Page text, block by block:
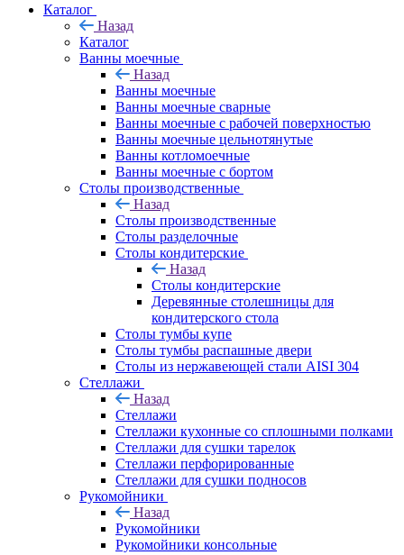
Каталог
Назад
Каталог
Ванны моечные
Назад
Ванны моечные
Ванны моечные сварные
Ванны моечные с рабочей поверхностью
Ванны моечные цельнотянутые
Ванны котломоечные
Ванны моечные с бортом
Столы производственные
Назад
Столы производственные
Столы разделочные
Столы кондитерские
Назад
Столы кондитерские
Деревянные столешницы для
кондитерского стола
Столы тумбы купе
Столы тумбы распашные двери
Столы из нержавеющей стали AISI 304
Стеллажи
Назад
Стеллажи
Стеллажи кухонные со сплошными полками
Стеллажи для сушки тарелок
Стеллажи перфорированные
Стеллажи для сушки подносов
Рукомойники
Назад
Рукомойники
Рукомойники консольные